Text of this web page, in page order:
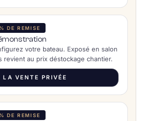
DE REMISE
votre bateau. Exposé en salon
revient au prix déstockage chantier.
LA VENTE PRIVÉE
DE REMISE